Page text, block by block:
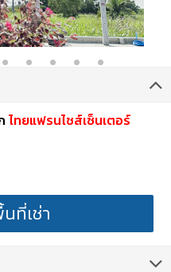
ไทยแฟรนไชส์เซ็นเตอร์
ที่เช่า